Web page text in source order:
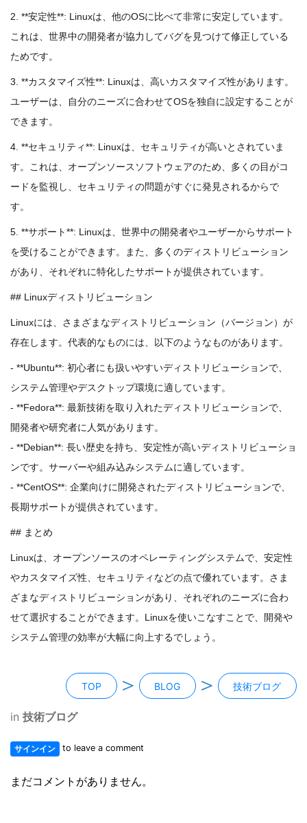
2. **安定性**: Linuxは、他のOSに比べて非常に安定しています。
これは、世界中の開発者が協力してバグを見つけて修正している
ためです。
3. **カスタマイズ性**: Linuxは、高いカスタマイズ性があります。
ユーザーは、自分のニーズに合わせてOSを独自に設定することが
できます。
4. **セキュリティ**: Linuxは、セキュリティが高いとされていま
す。これは、オープンソースソフトウェアのため、多くの目がコ
ードを監視し、セキュリティの問題がすぐに発見されるからで
す。
5. **サポート**: Linuxは、世界中の開発者やユーザーからサポート
を受けることができます。また、多くのディストリビューション
があり、それぞれに特化したサポートが提供されています。
## Linuxディストリビューション
Linuxには、さまざまなディストリビューション（バージョン）が
存在します。代表的なものには、以下のようなものがあります。
- **Ubuntu**: 初心者にも扱いやすいディストリビューションで、
システム管理やデスクトップ環境に適しています。
- **Fedora**: 最新技術を取り入れたディストリビューションで、
開発者や研究者に人気があります。
- **Debian**: 長い歴史を持ち、安定性が高いディストリビューショ
ンです。サーバーや組み込みシステムに適しています。
- **CentOS**: 企業向けに開発されたディストリビューションで、
長期サポートが提供されています。
## まとめ
Linuxは、オープンソースのオペレーティングシステムで、安定性
やカスタマイズ性、セキュリティなどの点で優れています。さま
ざまなディストリビューションがあり、それぞれのニーズに合わ
せて選択することができます。Linuxを使いこなすことで、開発や
システム管理の効率が大幅に向上するでしょう。
TOP ＞ BLOG ＞ 技術ブログ
in 技術ブログ
サインイン to leave a comment
まだコメントがありません。